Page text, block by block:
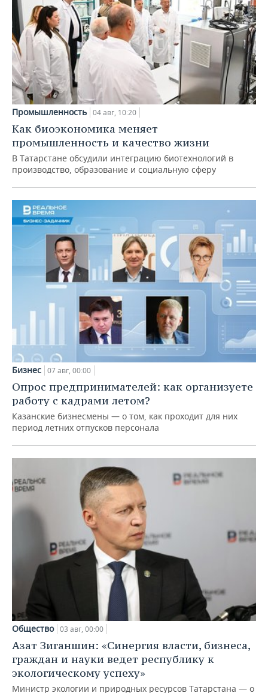
Промышленность 04 авг, 10:20
Как биоэкономика меняет
промышленность и качество жизни
В Татарстане обсудили интеграцию биотехнологий в
производство, образование и социальную сферу
Бизнес 07 авг, 00:00
Опрос предпринимателей: как организуете
работу с кадрами летом?
Казанские бизнесмены — о том, как проходит для них
период летних отпусков персонала
Общество 03 авг, 00:00
Азат Зиганшин: «Синергия власти, бизнеса,
граждан и науки ведет республику к
экологическому успеху»
Министр экологии и природных ресурсов Татарстана — о